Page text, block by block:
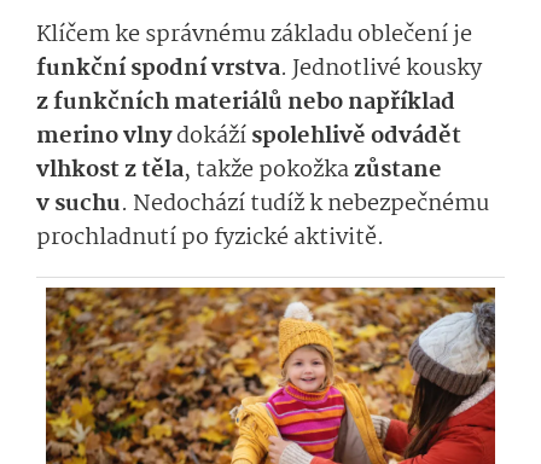
Klíčem ke správnému základu oblečení je
funkční spodní vrstva. Jednotlivé kousky
z funkčních materiálů nebo například
merino vlnydokážíspolehlivě odvádět
vlhkost z těla, takže pokožkazůstane
v suchu. Nedochází tudíž k nebezpečnému
prochladnutí po fyzické aktivitě.